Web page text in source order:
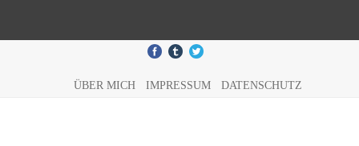
ÜBER MICH IMPRESSUM DATENSCHUTZ